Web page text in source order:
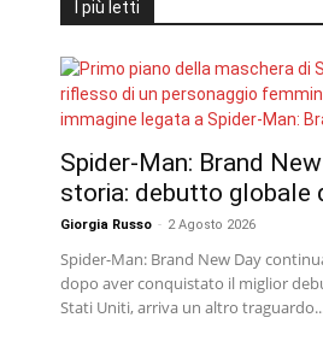
I più letti
Spider-Man: Brand
storia: debutto globale
Giorgia Russo - 2 Agosto 2026
Spider-Man: Brand New Day
dopo aver conquistato il miglior
Stati Uniti, arriva un altro